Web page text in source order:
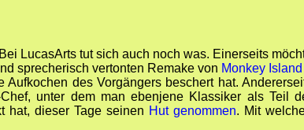
LucasArts tut sich auch noch was. Einerseits
sprecherisch vertonten Remake von Monkey
des Vorgängers beschert hat.
unter dem man ebenjene Klassiker als Teil
hat, dieser Tage seinen Hut genommen. Mit